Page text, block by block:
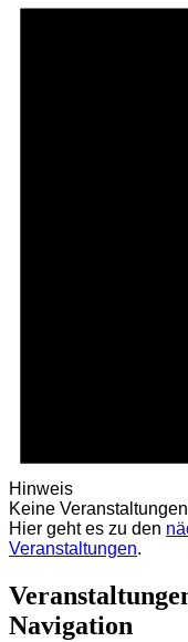
Hinweis
Keine
Hier geht es zu den
Veranstaltungen.
Navigation